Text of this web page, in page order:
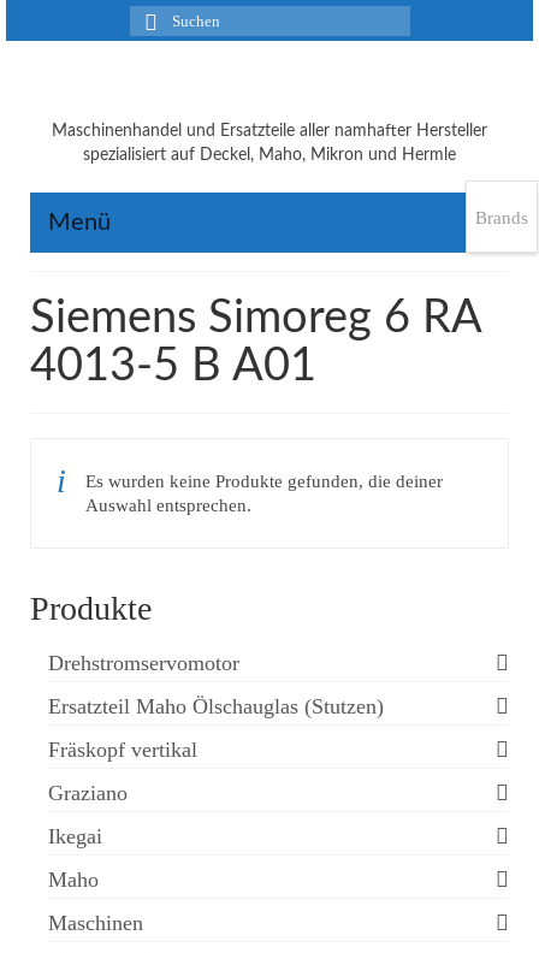
Suchen
nach:
Maschinenhandel und Ersatzteile aller namhafter Hersteller
spezialisiert auf Deckel, Maho, Mikron und Hermle
Menü
Siemens Simoreg 6 RA
4013-5 B A01
Es wurden keine Produkte gefunden, die deiner
Auswahl entsprechen.
Produkte
Drehstromservomotor
Ersatzteil Maho Ölschauglas (Stutzen)
Fräskopf vertikal
Graziano
Ikegai
Maho
Maschinen
Brands